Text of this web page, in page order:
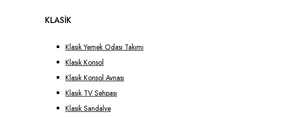
KLASİK
Klasik Yemek Odası Takımı
Klasik Konsol
Klasik Konsol Aynası
Klasik TV Sehpası
Klasik Sandalye